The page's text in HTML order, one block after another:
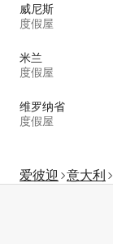
威尼斯
度假屋
米兰
度假屋
维罗纳省
度假屋
爱彼迎 意大利